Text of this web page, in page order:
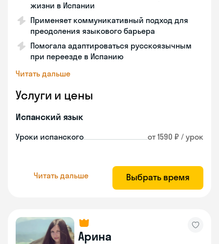
жизни в Испании
Применяет коммуникативный подход для
преодоления языкового барьера
Помогала адаптироваться русскоязычным
при переезде в Испанию
Читать дальше
Услуги и цены
Испанский язык
Уроки испанского от 1590 ₽ / урок
Читать дальше Выбрать время
Арина